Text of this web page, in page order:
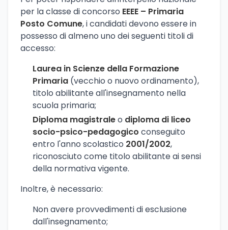
per la classe di concorso EEEE – Primaria
Posto Comune, i candidati devono essere in
possesso di almeno uno dei seguenti titoli di
accesso:
Laurea in Scienze della Formazione
Primaria (vecchio o nuovo ordinamento),
titolo abilitante all'insegnamento nella
scuola primaria;
Diploma magistraleo diploma di liceo
socio-psico-pedagogico conseguito
entro l'anno scolastico 2001/2002,
riconosciuto come titolo abilitante ai sensi
della normativa vigente.
Inoltre, è necessario:
Non avere provvedimenti di esclusione
dall'insegnamento;